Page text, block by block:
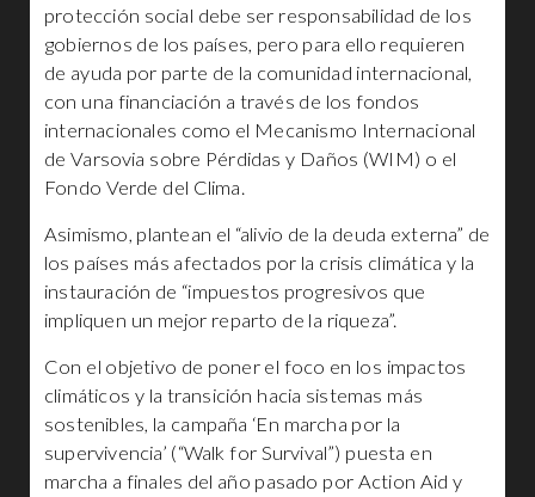
protección social debe ser responsabilidad de los
gobiernos de los países, pero para ello requieren
de ayuda por parte de la comunidad internacional,
con una financiación a través de los fondos
internacionales como el Mecanismo Internacional
de Varsovia sobre Pérdidas y Daños (WIM) o el
Fondo Verde del Clima.
Asimismo, plantean el “alivio de la deuda externa” de
los países más afectados por la crisis climática y la
instauración de “impuestos progresivos que
impliquen un mejor reparto de la riqueza”.
Con el objetivo de poner el foco en los impactos
climáticos y la transición hacia sistemas más
sostenibles, la campaña ‘En marcha por la
supervivencia’ (“Walk for Survival”) puesta en
marcha a finales del año pasado por Action Aid y